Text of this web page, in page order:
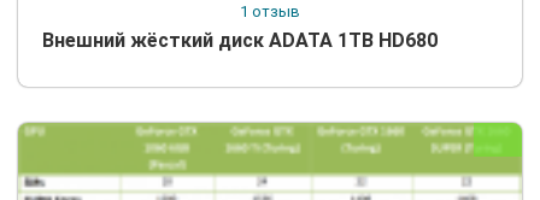
1 отзыв
Внешний жёсткий диск ADATA 1TB HD680